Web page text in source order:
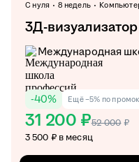
С нуля 8 недель
3Д-
Международная
-40% Ещё −5% по
31 200 ₽52 000 ₽
3 500 ₽ в месяц